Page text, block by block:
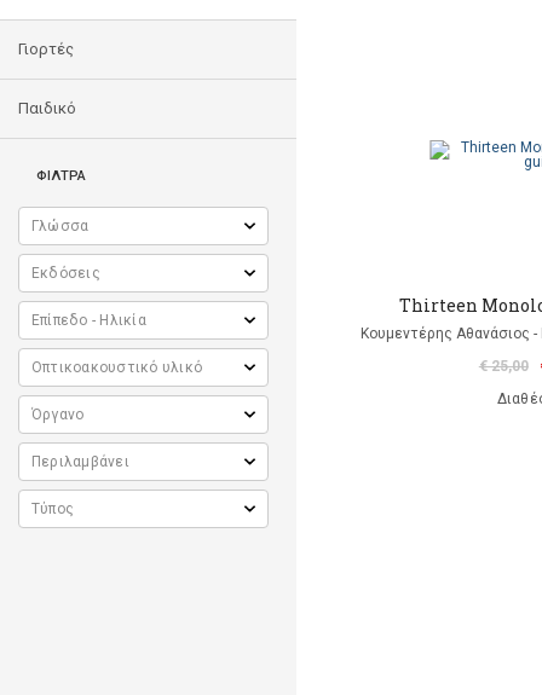
Γιορτές
Παιδικό
ΦΙΛΤΡΑ
Thirteen
Κουμεντέρης Αθανάσιος
€ 25,00